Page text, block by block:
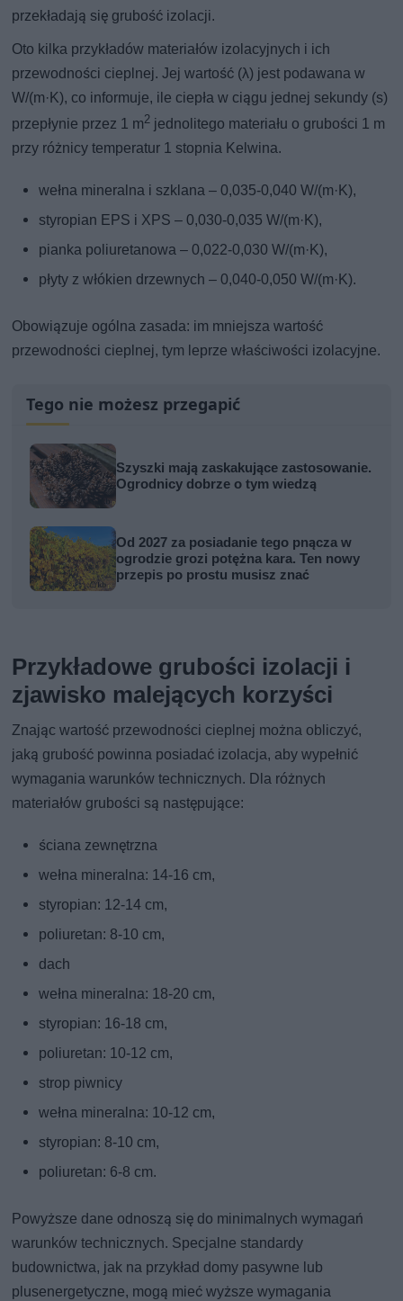
przekładają się grubość izolacji.
Oto kilka przykładów materiałów izolacyjnych i ich
przewodności cieplnej. Jej wartość (λ) jest podawana w
W/(m·K), co informuje, ile ciepła w ciągu jednej sekundy (s)
przepłynie przez 1 m2 jednolitego materiału o grubości 1 m
przy różnicy temperatur 1 stopnia Kelwina.
wełna mineralna i szklana – 0,035-0,040 W/(m·K),
styropian EPS i XPS – 0,030-0,035 W/(m·K),
pianka poliuretanowa – 0,022-0,030 W/(m·K),
płyty z włókien drzewnych – 0,040-0,050 W/(m·K).
Obowiązuje ogólna zasada: im mniejsza wartość
przewodności cieplnej, tym leprze właściwości izolacyjne.
Tego nie możesz przegapić
Szyszki mają zaskakujące zastosowanie.
Ogrodnicy dobrze o tym wiedzą
Od 2027 za posiadanie tego pnącza w
ogrodzie grozi potężna kara. Ten nowy
przepis po prostu musisz znać
Przykładowe grubości izolacji i
zjawisko malejących korzyści
Znając wartość przewodności cieplnej można obliczyć,
jaką grubość powinna posiadać izolacja, aby wypełnić
wymagania warunków technicznych. Dla różnych
materiałów grubości są następujące:
ściana zewnętrzna
wełna mineralna: 14-16 cm,
styropian: 12-14 cm,
poliuretan: 8-10 cm,
dach
wełna mineralna: 18-20 cm,
styropian: 16-18 cm,
poliuretan: 10-12 cm,
strop piwnicy
wełna mineralna: 10-12 cm,
styropian: 8-10 cm,
poliuretan: 6-8 cm.
Powyższe dane odnoszą się do minimalnych wymagań
warunków technicznych. Specjalne standardy
budownictwa, jak na przykład domy pasywne lub
plusenergetyczne, mogą mieć wyższe wymagania